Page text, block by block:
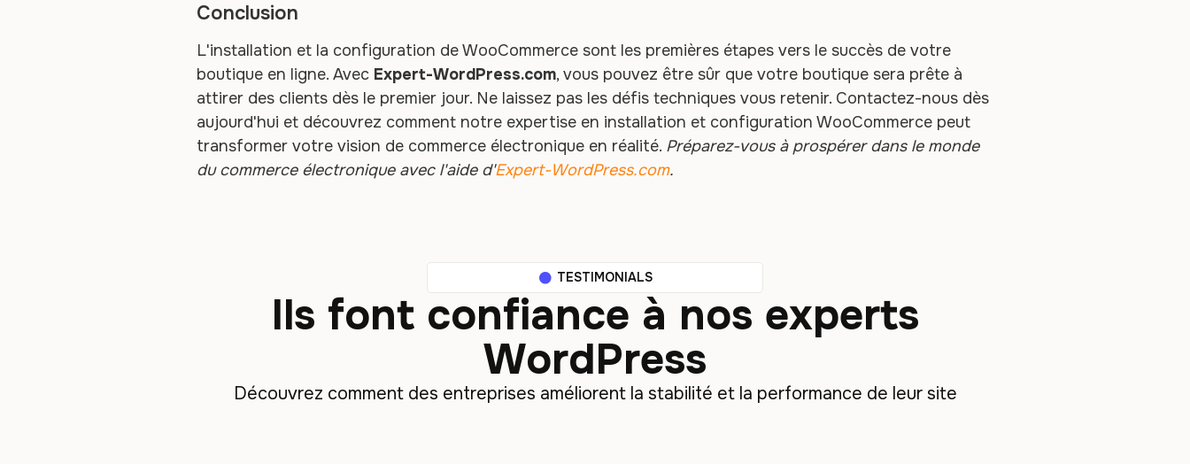
Conclusion
L'installation et la configuration de WooCommerce sont les premières étapes vers le succès de votre
boutique en ligne. Avec Expert-WordPress.com, vous pouvez être sûr que votre boutique sera prête à
attirer des clients dès le premier jour. Ne laissez pas les défis techniques vous retenir. Contactez-nous dès
aujourd'hui et découvrez comment notre expertise en installation et configuration WooCommerce peut
transformer votre vision de commerce électronique en réalité. Préparez-vous à prospérer dans le monde
du commerce électronique avec l'aide d'Expert-WordPress.com.
TESTIMONIALS
Ils font confiance à nos experts
WordPress
Découvrez comment des entreprises améliorent la stabilité et la performance de leur site